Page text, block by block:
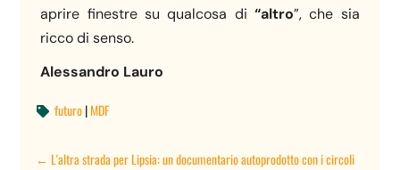
aprire finestre su qualcosa di “altro”, che sia
ricco di senso.
Alessandro Lauro
 futuro|MDF
←L'altra strada per Lipsia: un documentario autoprodotto con i circoli